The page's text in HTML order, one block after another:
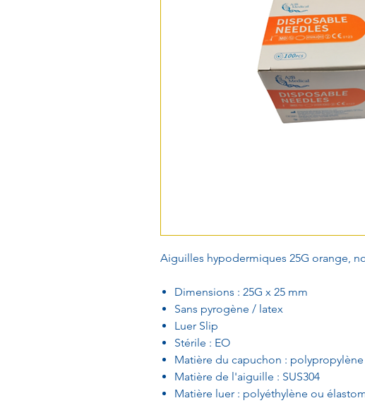
Aiguilles hypodermiques 25G orange,
Dimensions : 25G x 25 mm
Sans pyrogène / latex
Luer Slip
Stérile : EO
Matière du capuchon : polypropylène
Matière de l'aiguille : SUS304
Matière luer : polyéthylène ou